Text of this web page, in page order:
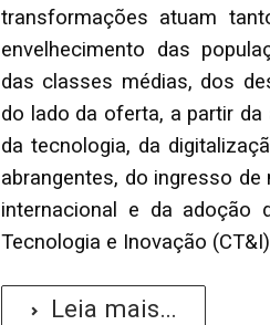
transformações atuam
envelhecimento das
das classes médias, dos
do lado da oferta, a partir
da tecnologia, da
abrangentes, do ingresso
internacional e da adoção
Tecnologia e Inovação
Leia mais...